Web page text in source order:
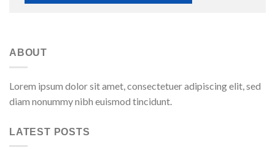
ABOUT
Lorem ipsum dolor sit amet, consectetuer adipiscing elit, sed
diam nonummy nibh euismod tincidunt.
LATEST POSTS